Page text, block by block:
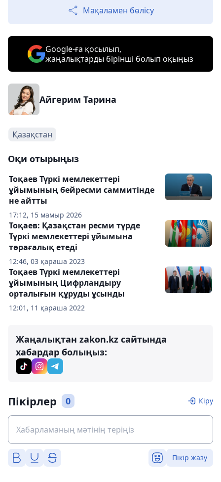
Мақаламен бөлісу
Google-ға қосылып,
жаңалықтарды бірінші болып оқыңыз
Айгерим Тарина
Қазақстан
Оқи отырыңыз
17:12, 15 мамыр 2026
Тоқаев Түркі мемлекеттері
ұйымының бейресми саммитінде
не айтты
12:46, 03 қараша 2023
Тоқаев: Қазақстан ресми түрде
Түркі мемлекеттері ұйымына
төрағалық етеді
12:01, 11 қараша 2022
Тоқаев Түркі мемлекеттері
ұйымының Цифрландыру
орталығын құруды ұсынды
Жаңалықтан zakon.kz сайтында
хабардар болыңыз:
Пікірлер 0 Кіру
Пікір жазу